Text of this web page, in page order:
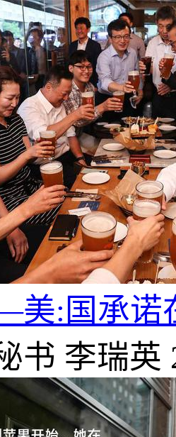
美:国承诺
书 李瑞英